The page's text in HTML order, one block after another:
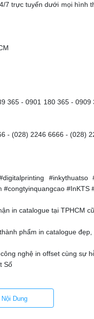
trực tuyến dưới mọi hình
365 - 0901 180 365 -
- (028) 2246 6666 - (028)
#inkythuatso
#InKTS
in catalogue tại TPHCM
phẩm in catalogue
nghệ in offset cùng sự
Số
Quận Bình Thạnh, TPHCM
Dung